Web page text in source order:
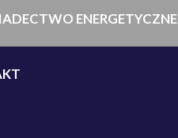
ENERGETYCZNE